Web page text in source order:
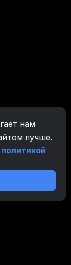
нам
лучше.
политикой